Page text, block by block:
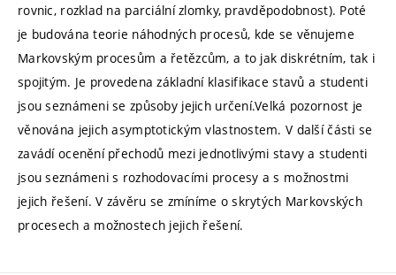
rovnic, rozklad na parciální zlomky, pravděpodobnost). Poté
je budována teorie náhodných procesů, kde se věnujeme
Markovským procesům a řetězcům, a to jak diskrétním, tak i
spojitým. Je provedena základní klasifikace stavů a studenti
jsou seznámeni se způsoby jejich určení.Velká pozornost je
věnována jejich asymptotickým vlastnostem. V další části se
zavádí ocenění přechodů mezi jednotlivými stavy a studenti
jsou seznámeni s rozhodovacími procesy a s možnostmi
jejich řešení. V závěru se zmíníme o skrytých Markovských
procesech a možnostech jejich řešení.